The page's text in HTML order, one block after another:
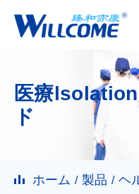
医療
ド
ホーム 製品
ヘ